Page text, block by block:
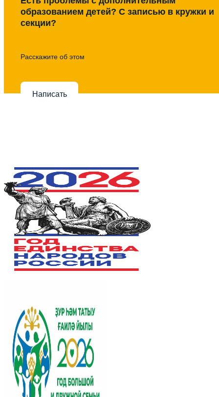
образованием детей? С записью в кружки и
секции?
Расскажите об этом
Написать